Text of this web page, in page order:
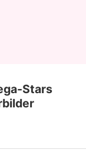
Stars